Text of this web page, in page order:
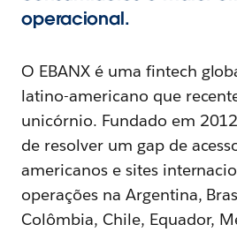
operacional.
O EBANX é uma fintech
latino-americano que
unicórnio. Fundado em
de resolver um gap de
americanos e sites
operações na Argentina,
Colômbia, Chile, Equador,